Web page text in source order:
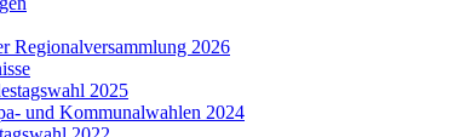
Regionalversammlung 2026
2025
und Kommunalwahlen 2024